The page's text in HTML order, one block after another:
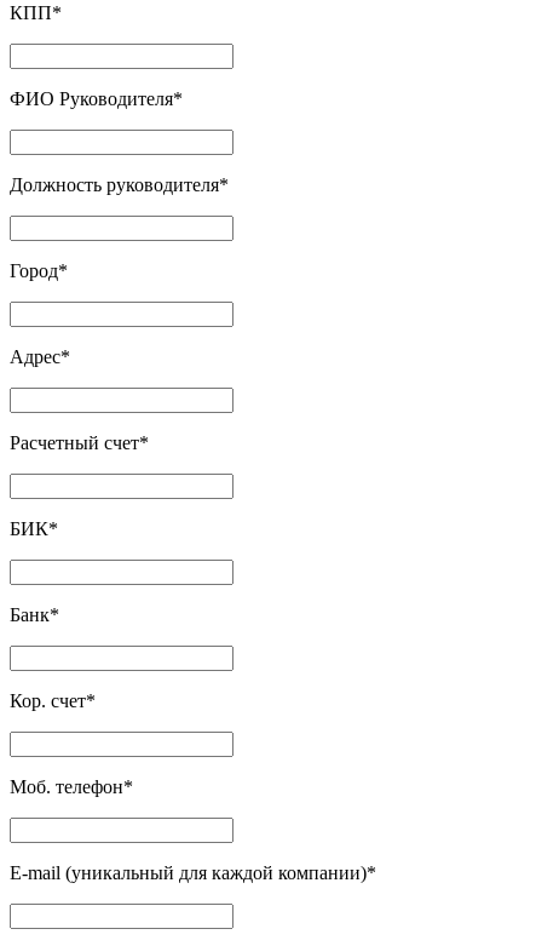
КПП*
ФИО Руководителя*
Должность руководителя*
Город*
Адрес*
Расчетный счет*
БИК*
Банк*
Кор. счет*
Моб. телефон*
E-mail (уникальный для каждой компании)*